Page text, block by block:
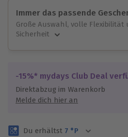
Immer das passende
Große Auswahl, volle Flexibilität
Sicherheit
Jeder Gutschein für alle
Maximale Sicherheit
3 Jahre gültig & verlängerbar.
-15%* mydays Club Deal
Direktabzug im Warenkorb
Melde dich hier an
Du erhältst 7 °P